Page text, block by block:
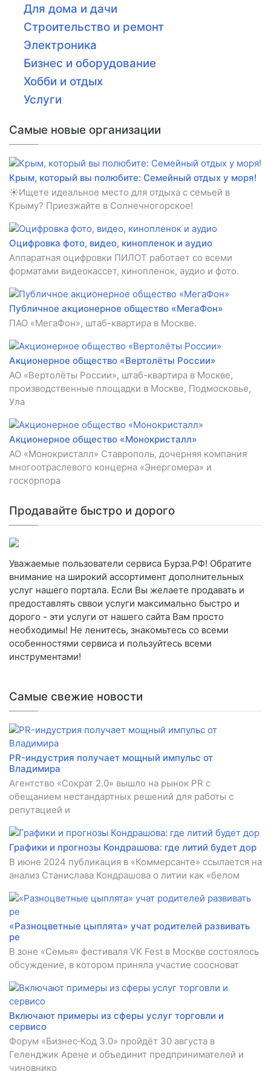
Для дома и дачи
Строительство и ремонт
Электроника
Бизнес и оборудование
Хобби и отдых
Услуги
Самые новые организации
Крым, который вы полюбите: Семейный отдых у моря!
☀️Ищете идеальное место для отдыха с семьей в
Крыму? Приезжайте в Солнечногорское!
Оцифровка фото, видео, кинопленок и аудио
Аппаратная оцифровки ПИЛОТ работает со всеми
форматами видеокассет, кинопленок, аудио и фото.
Публичное акционерное общество «МегаФон»
ПАО «МегаФон», штаб-квартира в Москве.
Акционерное общество «Вертолёты России»
АО «Вертолёты России», штаб-квартира в Москве,
производственные площадки в Москве, Подмосковье,
Ула
Акционерное общество «Монокристалл»
АО «Монокристалл» Ставрополь, дочерняя компания
многоотраслевого концерна «Энергомера» и
госкорпора
Продавайте быстро и дорого
Уважаемые пользователи сервиса Бурза.РФ! Обратите
внимание на широкий ассортимент дополнительных
услуг нашего портала. Если Вы желаете продавать и
предоставлять сввои услуги максимально быстро и
дорого - эти услуги от нашего сайта Вам просто
необходимы! Не ленитесь, знакомьтесь со всеми
особенностями сервиса и пользуйтесь всеми
инструментами!
Самые свежие новости
PR-индустрия получает мощный импульс от
Владимира
Агентство «Сократ 2.0» вышло на рынок PR с
обещанием нестандартных решений для работы с
репутацией и
Графики и прогнозы Кондрашова: где литий будет дор
В июне 2024 публикация в «Коммерсанте» ссылается на
анализ Станислава Кондрашова о литии как «белом
«Разноцветные цыплята» учат родителей развивать
ре
В зоне «Семья» фестиваля VK Fest в Москве состоялось
обсуждение, в котором приняла участие соосноват
Включают примеры из сферы услуг торговли и
сервисо
Форум «Бизнес‑Код 3.0» пройдёт 30 августа в
Геленджик Арене и объединит предпринимателей и
чиновнико